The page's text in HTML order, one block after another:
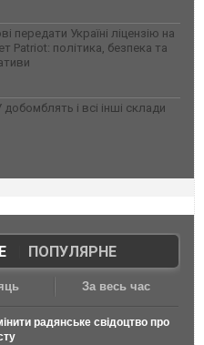
передати Україні ліцензію на
Patriot: політика, безпека та
і всі інші склади
| ПОПУЛЯРНЕ
За весь час
радянське свідоцтво про